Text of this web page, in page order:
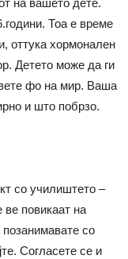
на вашето дете.
Тоа е време
оттука хормонален
Детето може да ги
фо на мир. Ваша
и што побрзо.
со училиштето –
ве повикаат на
позанимавате со
Согласете се и